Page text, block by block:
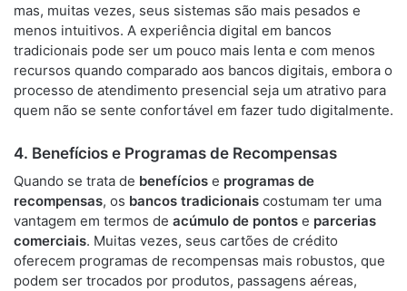
mas, muitas vezes, seus sistemas são mais pesados e
menos intuitivos. A experiência digital em bancos
tradicionais pode ser um pouco mais lenta e com menos
recursos quando comparado aos bancos digitais, embora o
processo de atendimento presencial seja um atrativo para
quem não se sente confortável em fazer tudo digitalmente.
4. Benefícios e Programas de Recompensas
Quando se trata de benefícios e programas de
recompensas, os bancos tradicionais costumam ter uma
vantagem em termos de acúmulo de pontos e parcerias
comerciais. Muitas vezes, seus cartões de crédito
oferecem programas de recompensas mais robustos, que
podem ser trocados por produtos, passagens aéreas,